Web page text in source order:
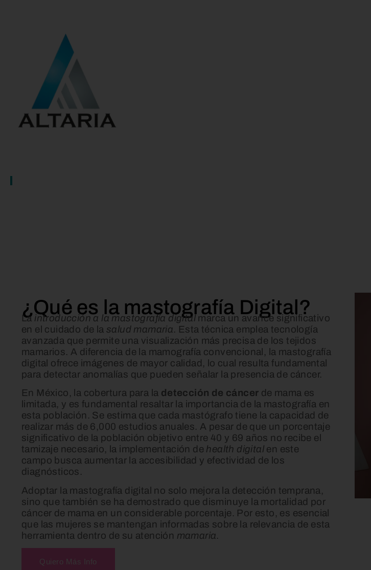
¿Qué es la mastografía Digital?
La introducción a la mastografía digital marca un avance significativo
en el cuidado de la salud mamaria. Esta técnica emplea tecnología
avanzada que permite una visualización más precisa de los tejidos
mamarios. A diferencia de la mamografía convencional, la mastografía
digital ofrece imágenes de mayor calidad, lo cual resulta fundamental
para detectar anomalías que pueden señalar la presencia de cáncer.
En México, la cobertura para la detección de cáncer de mama es
limitada, y es fundamental resaltar la importancia de la mastografía en
esta población. Se estima que cada mastógrafo tiene la capacidad de
realizar más de 6,000 estudios anuales. A pesar de que un porcentaje
significativo de la población objetivo entre 40 y 69 años no recibe el
tamizaje necesario, la implementación de health digital en este
campo busca aumentar la accesibilidad y efectividad de los
diagnósticos.
Adoptar la mastografía digital no solo mejora la detección temprana,
sino que también se ha demostrado que disminuye la mortalidad por
cáncer de mama en un considerable porcentaje. Por esto, es esencial
que las mujeres se mantengan informadas sobre la relevancia de esta
herramienta dentro de su atención mamaria.
Quiero Más Info